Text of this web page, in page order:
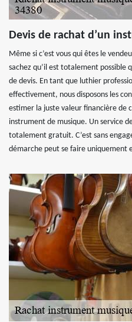
Devis de rachat d’un
Même si c’est vous qui êtes le
sachez qu’il est totalement possible
de devis. En tant que luthier
effectivement, nous disposons les
estimer la juste valeur financière de
instrument de musique. Un service
totalement gratuit. C’est sans
démarche peut se faire uniquement